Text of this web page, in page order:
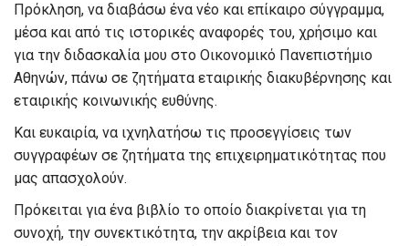
Πρόκληση, να διαβάσω ένα νέο και επίκαιρο σύγγραμμα,
μέσα και από τις ιστορικές αναφορές του, χρήσιμο και
για την διδασκαλία μου στο Οικονομικό Πανεπιστήμιο
Αθηνών, πάνω σε ζητήματα εταιρικής διακυβέρνησης και
εταιρικής κοινωνικής ευθύνης.
Και ευκαιρία, να ιχνηλατήσω τις προσεγγίσεις των
συγγραφέων σε ζητήματα της επιχειρηματικότητας που
μας απασχολούν.
Πρόκειται για ένα βιβλίο το οποίο διακρίνεται για τη
συνοχή, την συνεκτικότητα, την ακρίβεια και τον